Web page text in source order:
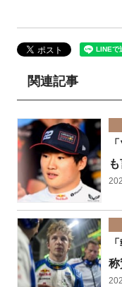
関連記事
称